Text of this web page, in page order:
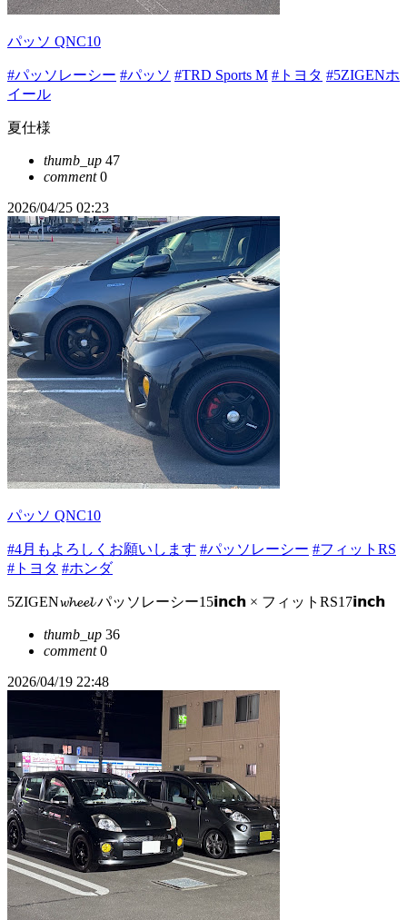
パッソ QNC10
#パッソレーシー #パッソ #TRD Sports M #トヨタ #5ZIGENホ
イール
夏仕様
thumb_up 47
comment0
2026/04/25 02:23
パッソ QNC10
#4月もよろしくお願いします #パッソレーシー #フィットRS
#トヨタ #ホンダ
5ZIGEN𝔀𝓱𝓮𝓮𝓵 パッソレーシー15𝗶𝗻𝗰𝗵 × フィットRS17𝗶𝗻𝗰𝗵
thumb_up 36
comment0
2026/04/19 22:48